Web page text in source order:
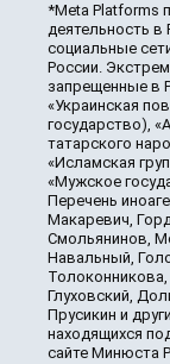
*Meta Platforms
деятельность в
социальные
России.
запрещенные в
«Украинская
государство),
татарского
«Исламская
«Мужское
Перечень
Макаревич,
Смольянинов,
Навальный,
Глуховский,
Прусикин и
находящихся
сайте Минюста